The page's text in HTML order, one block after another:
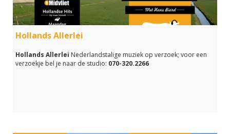
Hollands Allerlei
Hollands Allerlei Nederlandstalige muziek op verzoek; voor een
verzoekje bel je naar de studio: 070-320.2266